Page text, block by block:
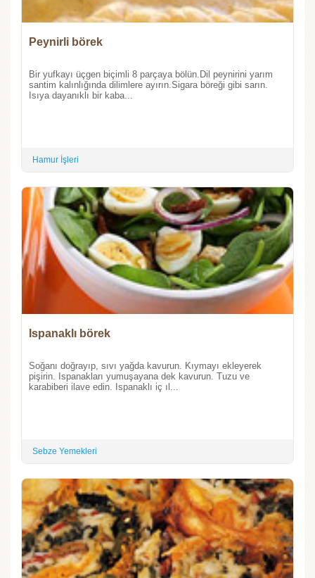
Peynirli börek
Bir yufkayı üçgen biçimli 8 parçaya bölün.Dil peynirini yarım
santim kalınlığında dilimlere ayırın.Sigara böreği gibi sarın.
Isıya dayanıklı bir kaba...
Hamur İşleri
Ispanaklı börek
Soğanı doğrayıp, sıvı yağda kavurun. Kıymayı ekleyerek
pişirin. Ispanakları yumuşayana dek kavurun. Tuzu ve
karabiberi ilave edin. Ispanaklı iç ıl...
Sebze Yemekleri